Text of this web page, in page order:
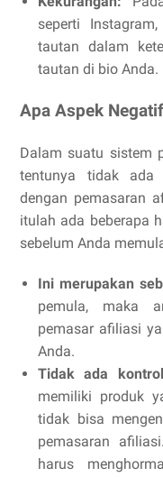
seperti
tautan dalam
tautan di bio Anda.
Apa Aspek
Dalam suatu sistem
tentunya tidak ada
dengan pemasaran
itulah ada beberapa
sebelum Anda
Ini merupakan
pemula, maka
pemasar afiliasi
Anda.
Tidak ada
memiliki produk
tidak bisa
pemasaran
harus